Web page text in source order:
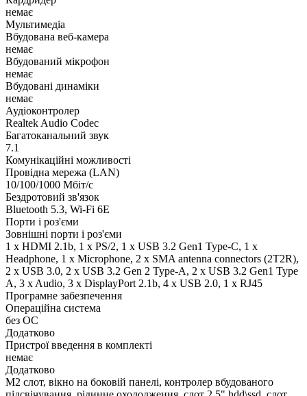
немає
Мультимедіа
Вбудована веб-камера
немає
Вбудований мікрофон
немає
Вбудовані динаміки
немає
Аудіоконтролер
Realtek Audio Codec
Багатоканальний звук
7.1
Комунікаційні можливості
Провідна мережа (LAN)
10/100/1000 Мбіт/с
Бездротовий зв'язок
Bluetooth 5.3, Wi-Fi 6E
Порти і роз'єми
Зовнішні порти і роз'єми
1 x HDMI 2.1b, 1 x PS/2, 1 x USB 3.2 Gen1 Type-C, 1 x
Нeadphone, 1 х Microphone, 2 x SMA antenna connectors (2T2R),
2 x USB 3.0, 2 x USB 3.2 Gen 2 Type-A, 2 x USB 3.2 Gen1 Type
A, 3 x Audio, 3 x DisplayPort 2.1b, 4 x USB 2.0, 1 x RJ45
Програмне забезпечення
Операційна система
без ОС
Додатково
Пристрої введення в комплекті
немає
Додатково
M2 слот, вікно на боковій панелі, контролер вбудованого